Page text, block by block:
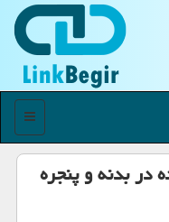
منو
در بدنه و پنجره